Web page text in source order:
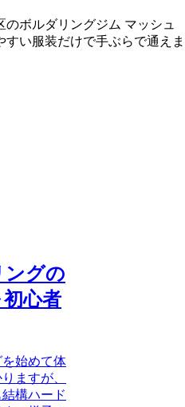
ボルダリングジム マッシュ
い服装だけで手ぶらで通えま
ングの
心者
始めて体
ますが、
構ハード